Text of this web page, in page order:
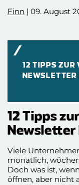
könnt. Wie das
Finn | 09. August
12 TIPPS ZUR
12 Tipps
Viele
monatlich,
Doch was ist,
öffnen, aber nicht